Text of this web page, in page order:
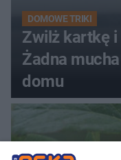
DOMOWE TRIKI
Zwilż kartkę i
Żadna
domu